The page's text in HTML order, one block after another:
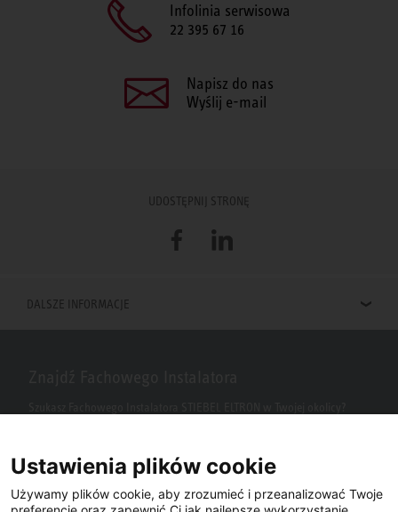
Infolinia serwisowa
22 395 67 16
Napisz do nas
Wyślij e-mail
UDOSTĘPNIJ STRONĘ
FacebookLinkedIn
DALSZE INFORMACJE
Ustawienia plików cookie
Używamy plików cookie, aby zrozumieć i przeanalizować Twoje